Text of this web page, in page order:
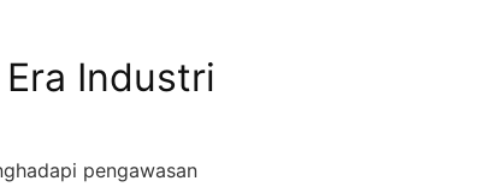
Industri
pengawasan